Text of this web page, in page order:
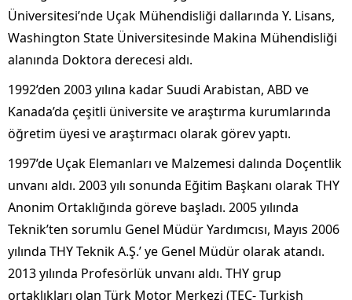
Üniversitesi’nde Uçak Mühendisliği dallarında Y. Lisans,
Washington State Üniversitesinde Makina Mühendisliği
alanında Doktora derecesi aldı.
1992’den 2003 yılına kadar Suudi Arabistan, ABD ve
Kanada’da çeşitli üniversite ve araştırma kurumlarında
öğretim üyesi ve araştırmacı olarak görev yaptı.
1997’de Uçak Elemanları ve Malzemesi dalında Doçentlik
unvanı aldı. 2003 yılı sonunda Eğitim Başkanı olarak THY
Anonim Ortaklığında göreve başladı. 2005 yılında
Teknik’ten sorumlu Genel Müdür Yardımcısı, Mayıs 2006
yılında THY Teknik A.Ş.’ ye Genel Müdür olarak atandı.
2013 yılında Profesörlük unvanı aldı. THY grup
ortaklıkları olan Türk Motor Merkezi (TEC- Turkish